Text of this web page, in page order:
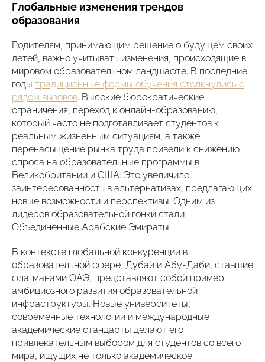
Глобальные изменения трендов
образования
Родителям, принимающим решение о будущем своих
детей, важно учитывать изменения, происходящие в
мировом образовательном ландшафте. В последние
годы традиционные формы обучения столкнулись с
рядом вызовов. Высокие бюрократические
ограничения, переход к онлайн-образованию,
который часто не подготавливает студентов к
реальным жизненным ситуациям, а также
перенасыщение рынка труда привели к снижению
спроса на образовательные программы в
Великобритании и США. Это увеличило
заинтересованность в альтернативах, предлагающих
новые возможности и перспективы. Одним из
лидеров образовательной гонки стали
Объединенные Арабские Эмираты.
В контексте глобальной конкуренции в
образовательной сфере, Дубай и Абу-Даби, ставшие
флагманами ОАЭ, представляют собой пример
амбициозного развития образовательной
инфраструктуры. Новые университеты,
современные технологии и международные
академические стандарты делают его
привлекательным выбором для студентов со всего
мира, ищущих не только академическое